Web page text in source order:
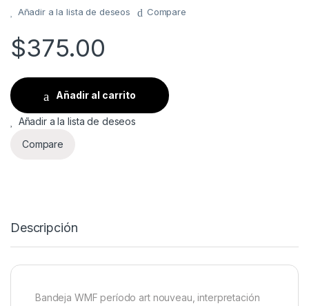
Añadir a la lista de deseos Compare
$375.00
Añadir al carrito
Añadir a la lista de deseos
Compare
Descripción
Bandeja WMF período art nouveau, interpretación